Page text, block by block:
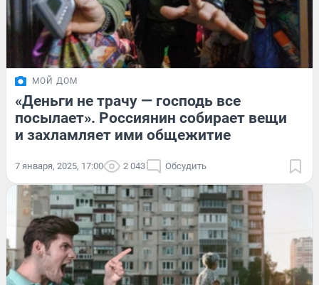
МОЙ ДОМ
«Деньги не трачу — господь все
посылает». Россиянин собирает вещи
и захламляет ими общежитие
7 января, 2025, 17:00 2 043 Обсудить